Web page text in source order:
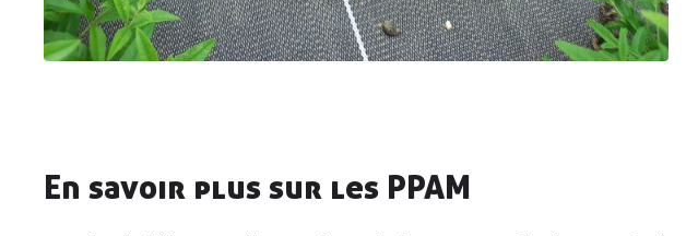
En savoir plus sur les PPAM